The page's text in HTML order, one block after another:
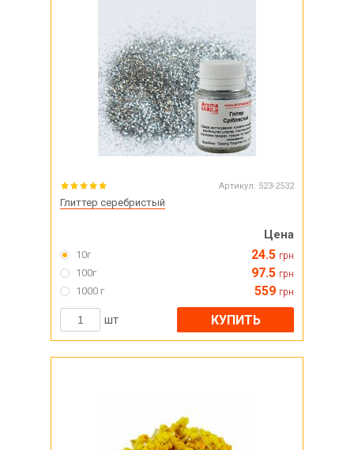
Артикул: 523-2532
Глиттер серебристый
Цена
10г 24.5 грн
100г 97.5 грн
1000 г 559 грн
шт КУПИТЬ